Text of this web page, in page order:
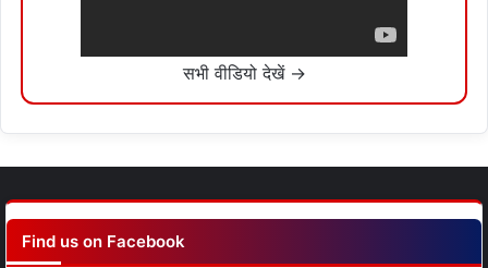
सभी वीडियो देखें →
Find us on Facebook